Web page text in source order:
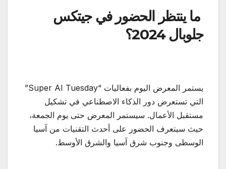
ما ينتظر الحضور في جيتكس
جلوبال 2024؟
يستمر المعرض اليوم بفعاليات “Super AI Tuesday”
التي تستعرض دور الذكاء الاصطناعي في تشكيل
مستقبل الأعمال. سيستمر المعرض حتى يوم الجمعة،
حيث سيتعرف الحضور على أحدث التقنيات من آسيا
الوسطى وجنوب شرق آسيا والشرق الأوسط.